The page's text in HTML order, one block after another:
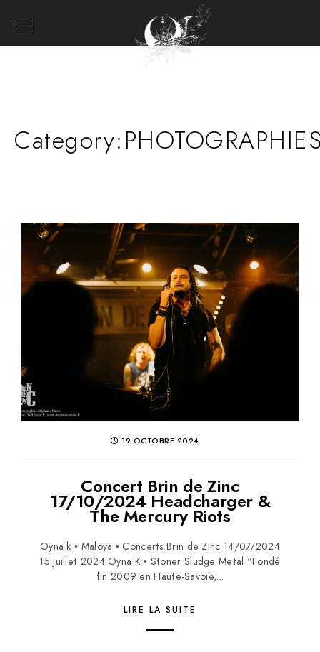
Category:
19 OCTOBRE 2024
Concert Brin de Zinc
17/10/2024 Headcharger &
The Mercury Riots
Oyna k • Maloya • Concerts Brin de Zinc 14/07/2024
15 juillet 2024 Oyna K • Stoner Sludge Metal “Fondé
fin 2009 en Haute-Savoie,...
LIRE LA SUITE